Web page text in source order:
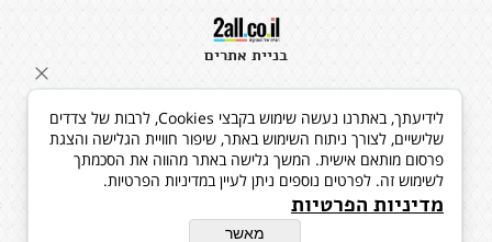
בניית אתרים
לידיעתך, באתרנו נעשה שימוש בקבצי Cookies, לרבות של צדדים
שלישיים, לצורך ניתוח השימוש באתר, שיפור חוויית הגלישה והצגת
פרסום מותאם אישית. המשך גלישה באתר מהווה את הסכמתך
לשימוש זה. לפרטים נוספים ניתן לעיין במדיניות הפרטיות.
מדיניות הפרטיות
מאשר